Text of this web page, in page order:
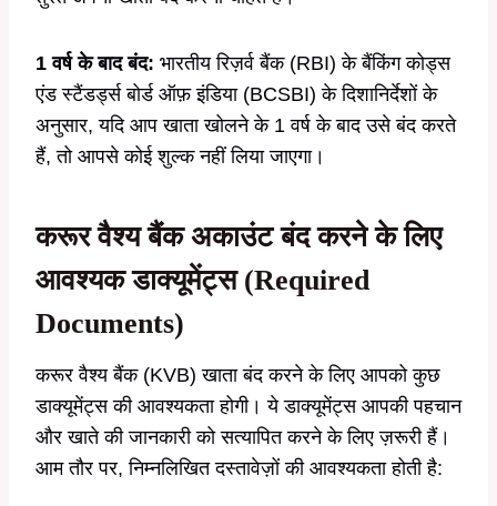
1 वर्ष के बाद बंद: भारतीय रिज़र्व बैंक (RBI) के बैंकिंग कोड्स
एंड स्टैंडर्ड्स बोर्ड ऑफ़ इंडिया (BCSBI) के दिशानिर्देशों के
अनुसार, यदि आप खाता खोलने के 1 वर्ष के बाद उसे बंद करते
हैं, तो आपसे कोई शुल्क नहीं लिया जाएगा।
करूर वैश्य बैंकअकाउंटबंद करने के लिए
आवश्यक डाक्यूमेंट्स (Required
Documents)
करूर वैश्य बैंक (KVB) खाता बंद करने के लिए आपको कुछ
डाक्यूमेंट्स की आवश्यकता होगी। ये डाक्यूमेंट्स आपकी पहचान
और खाते की जानकारी को सत्यापित करने के लिए ज़रूरी हैं।
आम तौर पर, निम्नलिखित दस्तावेज़ों की आवश्यकता होती है: